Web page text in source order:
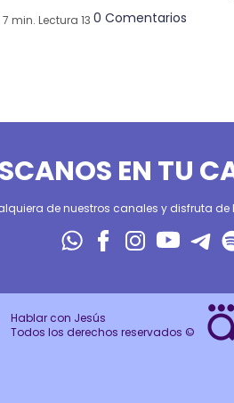
7 min. Lectura 13 0 Comentarios
EN TU
de nuestros canales y disfruta
Hablar con Jesús
Todos los derechos reservados ©